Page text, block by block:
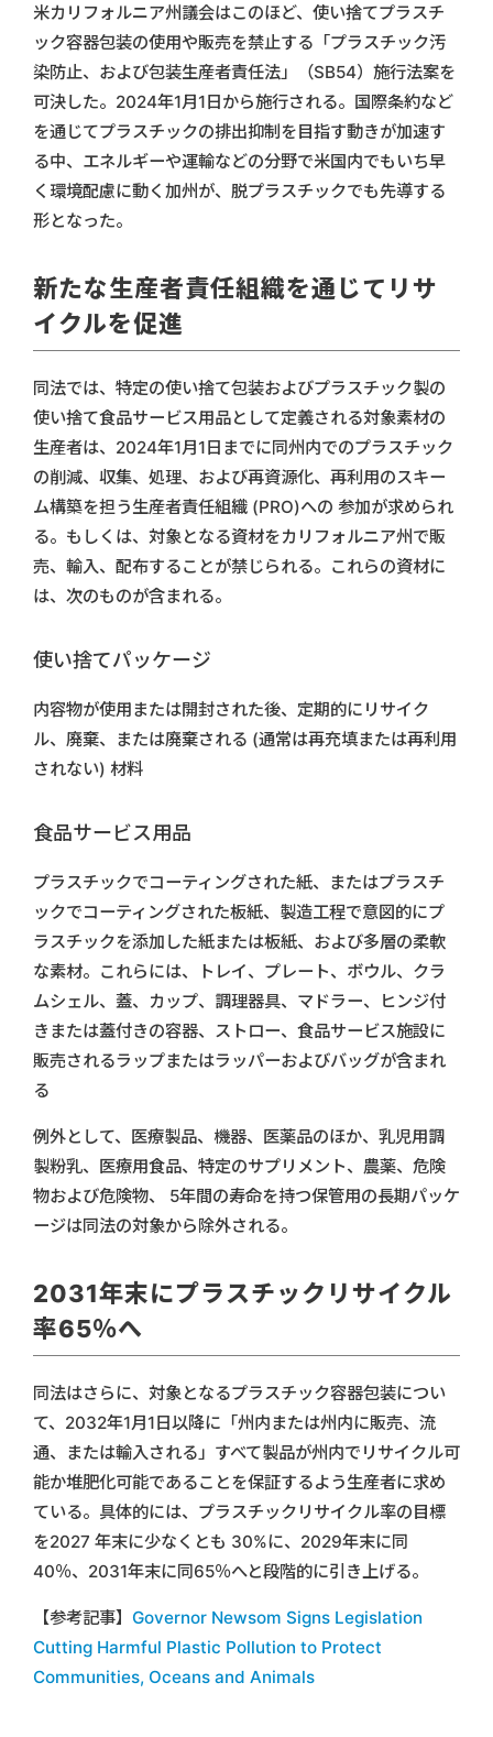
米カリフォルニア州議会はこのほど、使い捨てプラスチ
ック容器包装の使用や販売を禁止する「プラスチック汚
染防止、および包装生産者責任法」（SB54）施行法案を
可決した。2024年1月1日から施行される。国際条約など
を通じてプラスチックの排出抑制を目指す動きが加速す
る中、エネルギーや運輸などの分野で米国内でもいち早
く環境配慮に動く加州が、脱プラスチックでも先導する
形となった。
新たな生産者責任組織を通じてリサ
イクルを促進
同法では、特定の使い捨て包装およびプラスチック製の
使い捨て食品サービス用品として定義される対象素材の
生産者は、2024年1月1日までに同州内でのプラスチック
の削減、収集、処理、および再資源化、再利用のスキー
ム構築を担う生産者責任組織 (PRO)への 参加が求められ
る。もしくは、対象となる資材をカリフォルニア州で販
売、輸入、配布することが禁じられる。これらの資材に
は、次のものが含まれる。
使い捨てパッケージ
内容物が使用または開封された後、定期的にリサイク
ル、廃棄、または廃棄される (通常は再充填または再利用
されない) 材料
食品サービス用品
プラスチックでコーティングされた紙、またはプラスチ
ックでコーティングされた板紙、製造工程で意図的にプ
ラスチックを添加した紙または板紙、および多層の柔軟
な素材。これらには、トレイ、プレート、ボウル、クラ
ムシェル、蓋、カップ、調理器具、マドラー、ヒンジ付
きまたは蓋付きの容器、ストロー、食品サービス施設に
販売されるラップまたはラッパーおよびバッグが含まれ
る
例外として、医療製品、機器、医薬品のほか、乳児用調
製粉乳、医療用食品、特定のサプリメント、農薬、危険
物および危険物、 5年間の寿命を持つ保管用の長期パッケ
ージは同法の対象から除外される。
2031年末にプラスチックリサイクル
率65％へ
同法はさらに、対象となるプラスチック容器包装につい
て、2032年1月1日以降に「州内または州内に販売、流
通、または輸入される」すべて製品が州内でリサイクル可
能か堆肥化可能であることを保証するよう生産者に求め
ている。具体的には、プラスチックリサイクル率の目標
を2027 年末に少なくとも 30%に、2029年末に同
40％、2031年末に同65％へと段階的に引き上げる。
【参考記事】 Governor Newsom Signs Legislation
Cutting Harmful Plastic Pollution to Protect
Communities, Oceans and Animals